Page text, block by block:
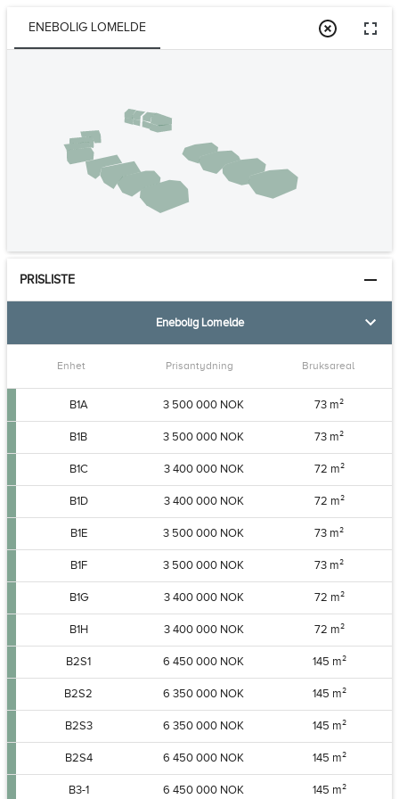
ENEBOLIG LOMELDE
PRISLISTE
Enebolig Lomelde
Enhet Prisantydning Bruksareal
B1A 3 500 000 NOK 73 m²
B1B 3 500 000 NOK 73 m²
B1C 3 400 000 NOK 72 m²
B1D 3 400 000 NOK 72 m²
B1E 3 500 000 NOK 73 m²
B1F 3 500 000 NOK 73 m²
B1G 3 400 000 NOK 72 m²
B1H 3 400 000 NOK 72 m²
B2S1 6 450 000 NOK 145 m²
B2S2 6 350 000 NOK 145 m²
B2S3 6 350 000 NOK 145 m²
B2S4 6 450 000 NOK 145 m²
B3-1 6 450 000 NOK 145 m²